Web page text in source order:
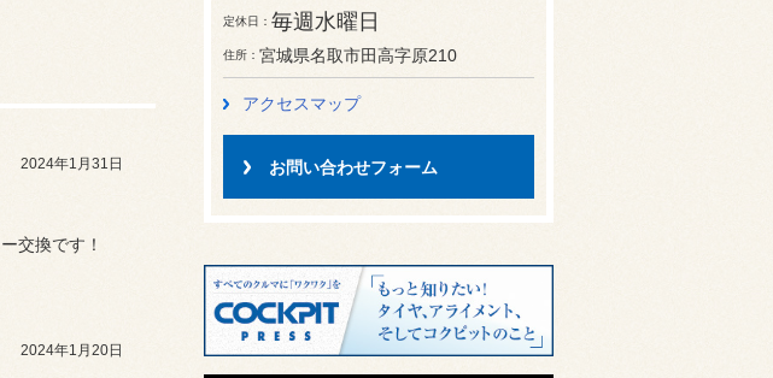
2024年1月31日
交換です！
2024年1月20日
定休日 毎週水曜日
住所 宮城県名取市田高字原210
アクセスマップ
お問い合わせフォーム